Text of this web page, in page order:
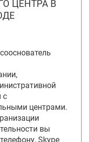
ЦЕНТРА В
с
центрами.
вы
Skype